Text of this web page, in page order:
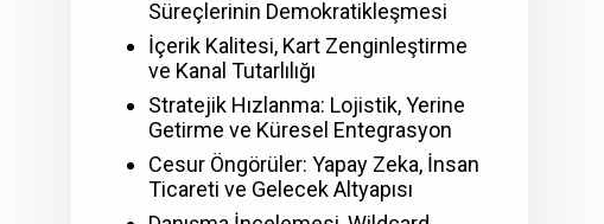
Süreçlerinin Demokratikleşmesi
İçerik Kalitesi, Kart Zenginleştirme
ve Kanal Tutarlılığı
Stratejik Hızlanma: Lojistik, Yerine
Getirme ve Küresel Entegrasyon
Cesur Öngörüler: Yapay Zeka, İnsan
Ticareti ve Gelecek Altyapısı